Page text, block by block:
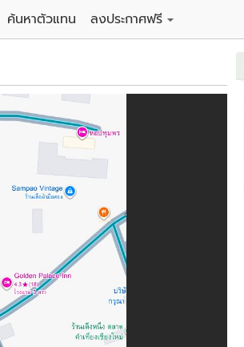
ค้นหาตัวแทน
ลงประกาศฟรี